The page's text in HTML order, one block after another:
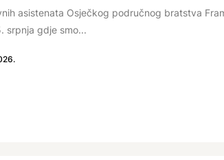
asistenata Osječkog područnog bratstva
srpnja gdje smo...